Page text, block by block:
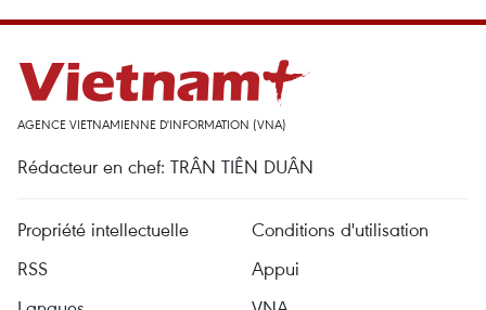
AGENCE VIETNAMIENNE D'INFORMATION (VNA)
Rédacteur en chef: TRÂN TIÊN DUÂN
Propriété intellectuelle
Conditions d'utilisation
RSS
Appui